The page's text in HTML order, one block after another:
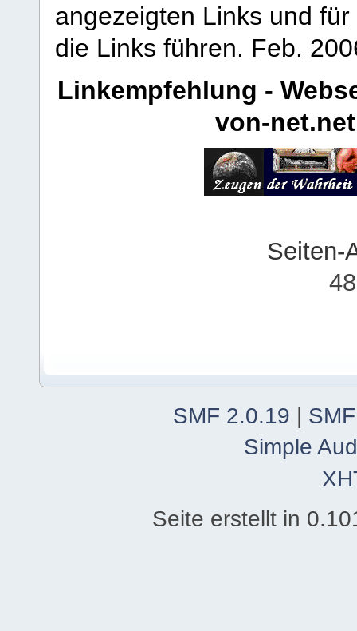
angezeigten Links und
die Links führen. Feb.
Linkempfehlung -
von-net.net
Seiten-
SMF 2.0.19 |
Simple
Seite erstellt in